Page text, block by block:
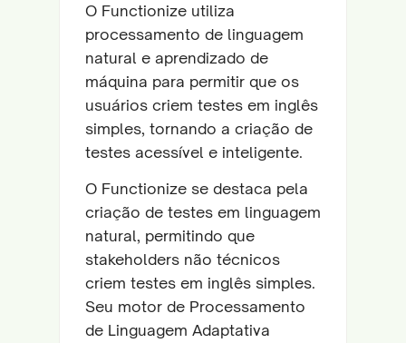
O Functionize utiliza
processamento de linguagem
natural e aprendizado de
máquina para permitir que os
usuários criem testes em inglês
simples, tornando a criação de
testes acessível e inteligente.
O Functionize se destaca pela
criação de testes em linguagem
natural, permitindo que
stakeholders não técnicos
criem testes em inglês simples.
Seu motor de Processamento
de Linguagem Adaptativa